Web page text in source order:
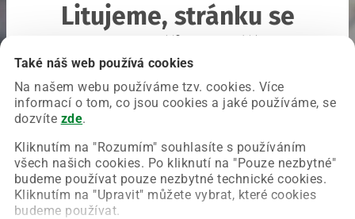
Také náš web používá cookies
Na našem webu používáme tzv. cookies. Více
informací o tom, co jsou cookies a jaké používáme, se
dozvíte zde.
Kliknutím na "Rozumím" souhlasíte s používáním
všech našich cookies. Po kliknutí na "Pouze nezbytné"
budeme používat pouze nezbytné technické cookies.
Kliknutím na "Upravit" můžete vybrat, které cookies
budeme používat.
Litujeme, stránku se
Chyba nastala na naší straně a už ji opravujeme.
Zkuste prosím znovu načíst požadovanou stránku.
Obnovit stránku Úvodní strana